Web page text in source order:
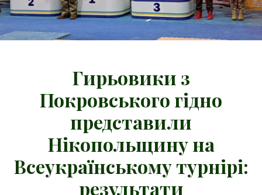
Гирьовики з
Покровського гідно
представили
Нікопольщину на
Всеукраїнському турнірі:
результати